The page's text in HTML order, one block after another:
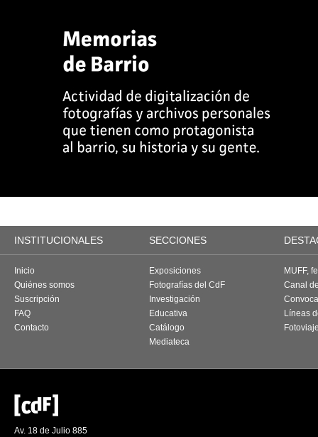
INSTITUCIONALES SECCIONES
Inicio
Quiénes somos
Suscripción
FAQ
Contacto
Exposiciones
Fotografías del CdF
Investigación
Educativa
Catálogo
Mediateca
MUFF,
Canal
Líneas
Av. 18 de Julio 885